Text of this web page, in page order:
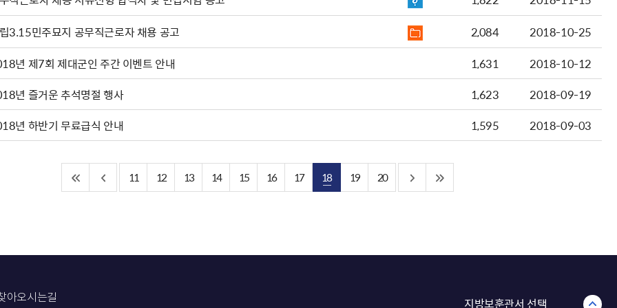
3.15민주묘지 공무직근로자 채용 공고
2,084
2018-10-25
년 제7회 제대군인 주간 이벤트 안내
1,631
2018-10-12
년 즐거운 추석명절 행사
1,623
2018-09-19
년 하반기 무료급식 안내
1,595 2018-09-03
11 12 13 14 15 16 17 18 19 20
아오시는길 지방보훈관서 선택